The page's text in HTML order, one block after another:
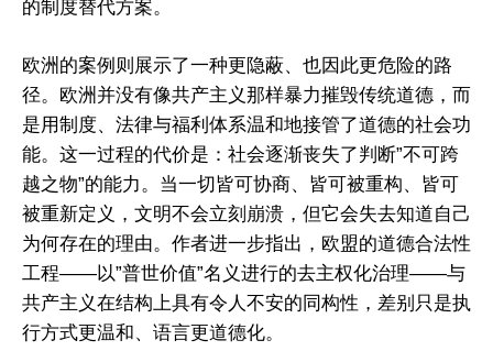
的制度替代方案。
欧洲的案例则展示了一种更隐蔽、也因此更危险的路
径。欧洲并没有像共产主义那样暴力摧毁传统道德，而
是用制度、法律与福利体系温和地接管了道德的社会功
能。这一过程的代价是：社会逐渐丧失了判断”不可跨
越之物”的能力。当一切皆可协商、皆可被重构、皆可
被重新定义，文明不会立刻崩溃，但它会失去知道自己
为何存在的理由。作者进一步指出，欧盟的道德合法性
工程——以”普世价值”名义进行的去主权化治理——与
共产主义在结构上具有令人不安的同构性，差别只是执
行方式更温和、语言更道德化。